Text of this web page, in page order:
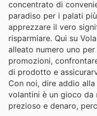
concentrato di
paradiso per i palati
apprezzare il vero
risparmiare. Qui su
alleato numero uno
promozioni,
di prodotto e
Con noi, dire addio
volantini è un gioco da
prezioso e denaro,